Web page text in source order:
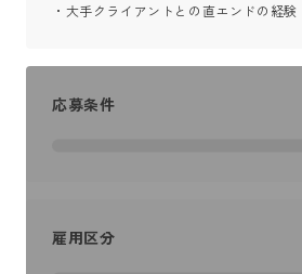
・大手クライアントとの直エンドの経験
応募条件
雇用区分